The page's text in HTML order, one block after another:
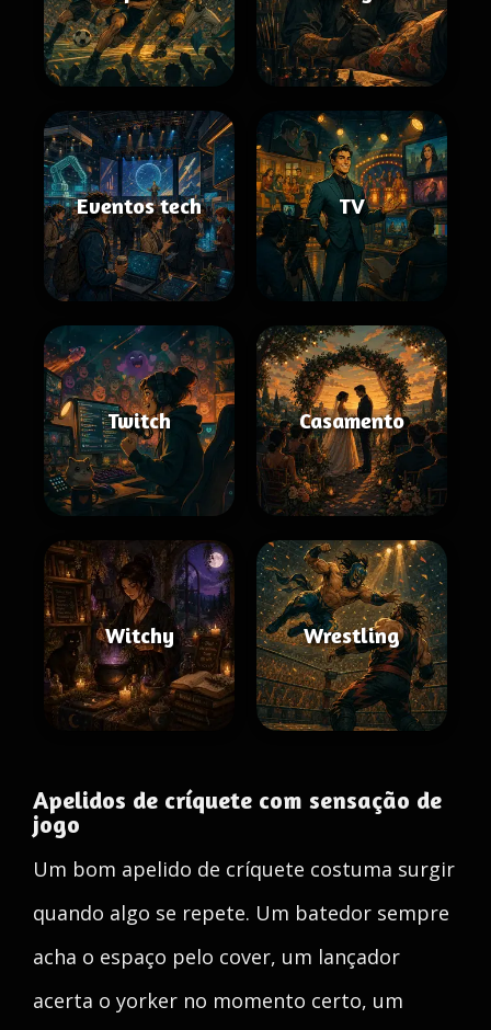
Eventos tech TV
Twitch Casamento
Witchy Wrestling
Apelidos de críquete com sensação de
jogo
Um bom apelido de críquete costuma surgir
quando algo se repete. Um batedor sempre
acha o espaço pelo cover, um lançador
acerta o yorker no momento certo, um